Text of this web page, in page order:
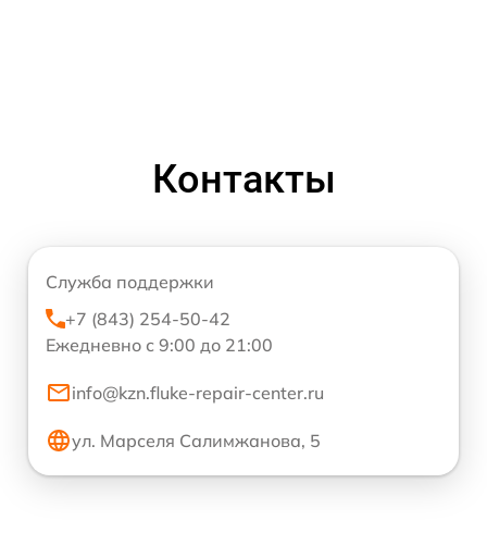
Контакты
Служба поддержки
+7 (843) 254-50-42
Ежедневно с 9:00 до 21:00
info@kzn.fluke-repair-center.ru
ул. Марселя Салимжанова, 5